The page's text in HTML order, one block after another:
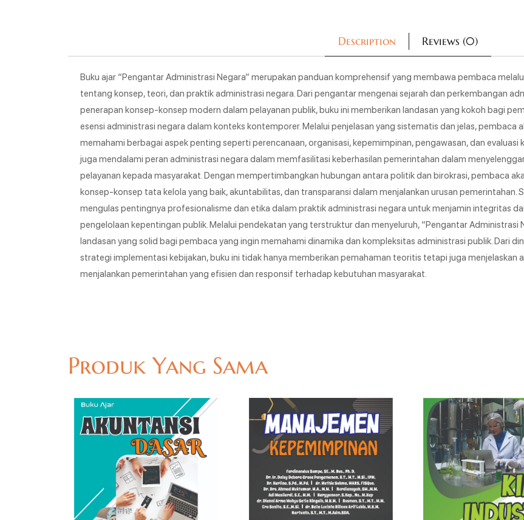
Description Reviews (0)
Buku ajar “Pengantar Administrasi Negara” merupakan panduan komprehensif yang membawa pembaca
tentang konsep, teori, dan praktik administrasi negara. Dari pengantar mengenai sejarah dan perkembangan
penerapan konsep-konsep modern dalam pelayanan publik, buku ini memberikan landasan yang kokoh bagi
esensi administrasi negara dalam konteks kontemporer. Melalui penjelasan yang sistematis dan jelas, pembaca
memahami berbagai aspek penting seperti perencanaan, organisasi, kepemimpinan, pengawasan, dan evaluasi
juga mendalami peran administrasi negara dalam memfasilitasi keberhasilan pemerintahan dalam
pelayanan kepada masyarakat. Dengan mempertimbangkan hubungan antara politik dan birokrasi, pembaca
konsep-konsep tata kelola yang baik, akuntabilitas, dan transparansi dalam menjalankan urusan pemerintahan.
mengulas pentingnya profesionalisme dan etika dalam praktik administrasi negara untuk menjamin integritas
pengelolaan kepentingan publik. Melalui pendekatan yang terstruktur dan menyeluruh, “Pengantar Administrasi
landasan yang solid bagi pembaca yang ingin memahami dinamika dan kompleksitas administrasi publik. Dari
strategi implementasi kebijakan, buku ini tidak hanya memberikan pemahaman teoritis tetapi juga menjelaskan
menjalankan pemerintahan yang efisien dan responsif terhadap kebutuhan masyarakat.
Produk Yang Sama